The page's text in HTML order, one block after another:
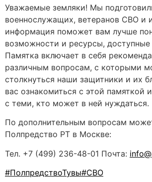
Уважаемые земляки! Мы
военнослужащих, ветеранов СВО и
информация поможет вам лучше
возможности и ресурсы,
Памятка включает в себя
различным вопросам, с которыми
столкнуться наши защитники и их
вас ознакомиться с этой памяткой
с теми, кто может в ней нуждаться.
По дополнительным вопросам
Полпредство РТ в Москве:
Тел. +7 (499) 236-48-01 Почта:
#ПолпредствоТувы#СВО